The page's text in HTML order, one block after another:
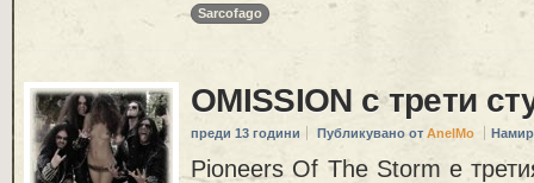
Sarcofago
OMISSION с трети
преди 13 години Публикувано от AnelMo
Pioneers Of The Storm e